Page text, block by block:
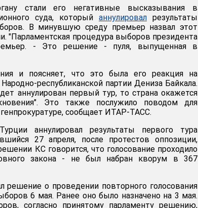
стали его негативные высказывания в
суда, который аннулировал результаты
В минувшую среду премьер назвал этот
"Парламентская процедура выборов президента
- Это решение - пуля, выпущенная в
и поясняет, что это была его реакция на
республиканской партии Дениза Байкала.
аннулирован первый тур, то страна окажется
Это также послужило поводом для
генпрокуратуре, сообщает ИТАР-ТАСС.
аннулировал результаты первого тура
27 апреля, после протестов оппозиции,
КС говорится, что голосование проходило
закона - не был набран кворум в 367
решение о проведении повторного голосования
6 мая. Ранее оно было назначено на 3 мая.
согласно принятому парламенту решению,